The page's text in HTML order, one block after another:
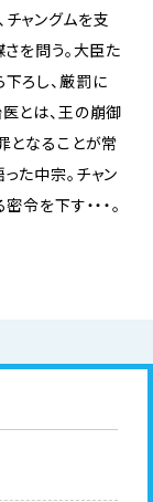
ャングムを支
を問う。大臣た
ろし、厳罰に
とは、王の崩御
となることが常
た中宗。チャン
を下す・・・。